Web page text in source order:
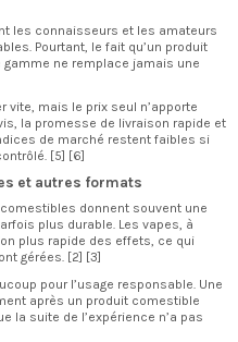
les connaisseurs et les amateurs
Pourtant, le fait qu’un produit
ne remplace jamais une
vite, mais le prix seul n’apporte
la promesse de livraison rapide et
de marché restent faibles si
[5] [6]
et autres formats
donnent souvent une
plus durable. Les vapes, à
plus rapide des effets, ce qui
gérées. [2] [3]
pour l’usage responsable. Une
après un produit comestible
la suite de l’expérience n’a pas